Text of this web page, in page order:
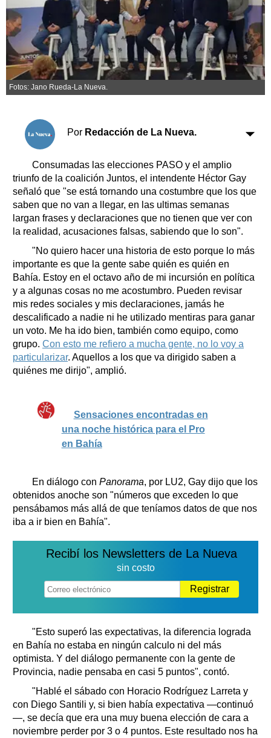
Turismo
Salud
Es viral
El tiempo
Cartón Lleno
Fúnebres
Horóscopo
Suplementos
Servicios
Farmacias
Transportes
Loterías
Datos Útiles
Fúnebres
Edictos
Teléfonos de urgencia
Fotos: Jano Rueda-La Nueva.
Por Redacción de La Nueva.
Consumadas las elecciones PASO y el amplio
triunfo de la coalición Juntos, el intendente Héctor Gay
señaló que "se está tornando una costumbre que los que
saben que no van a llegar, en las ultimas semanas
largan frases y declaraciones que no tienen que ver con
la realidad, acusaciones falsas, sabiendo que lo son".
"No quiero hacer una historia de esto porque lo más
importante es que la gente sabe quién es quién en
Bahía. Estoy en el octavo año de mi incursión en política
y a algunas cosas no me acostumbro. Pueden revisar
mis redes sociales y mis declaraciones, jamás he
descalificado a nadie ni he utilizado mentiras para ganar
un voto. Me ha ido bien, también como equipo, como
grupo. Con esto me refiero a mucha gente, no lo voy a
particularizar. Aquellos a los que va dirigido saben a
quiénes me dirijo", amplió.
Sensaciones encontradas en
una noche histórica para el Pro
en Bahía
En diálogo con Panorama, por LU2, Gay dijo que los
obtenidos anoche son "números que exceden lo que
pensábamos más allá de que teníamos datos de que nos
iba a ir bien en Bahía".
Recibí los Newsletters de La Nueva
sin costo
Registrar
"Esto superó las expectativas, la diferencia lograda
en Bahía no estaba en ningún calculo ni del más
optimista. Y del diálogo permanente con la gente de
Provincia, nadie pensaba en casi 5 puntos", contó.
"Hablé el sábado con Horacio Rodríguez Larreta y
con Diego Santili y, si bien había expectativa —continuó
—, se decía que era una muy buena elección de cara a
noviembre perder por 3 o 4 puntos. Este resultado nos ha